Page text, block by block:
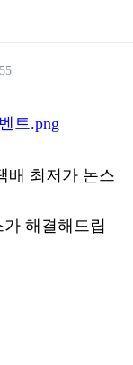
배 최저가 논스
해결해드립